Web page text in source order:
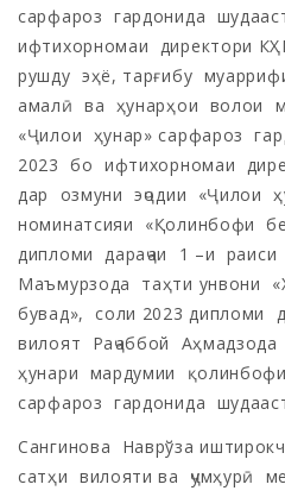
сарфароз гардонида
ифтихорномаи директори
рушду эҳё, тарғибу
амалӣ ва ҳунарҳои волои
«Ҷилои ҳунар» сарфароз
2023 бо ифтихорномаи
дар озмуни эҷодии «Ҷилои
номинатсияи «Қолинбофи
дипломи дараҷаи 1 –и
Маъмурзода таҳти унвони
бувад», соли 2023 дипломи
вилоят Раҷаббой Аҳмадзода
ҳунари мардумии
сарфароз гардонида
Сангинова Наврўза
сатҳи вилояти ва ҷумҳурӣ